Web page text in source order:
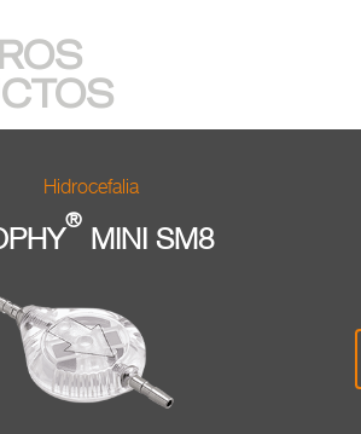
Hidrocefalia
SOPHY ®MINI SM1